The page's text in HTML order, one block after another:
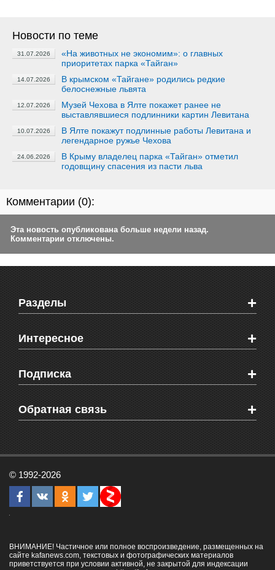
Новости по теме
31.07.2026
«На животных не экономим»: о главных
приоритетах парка «Тайган»
14.07.2026
В крымском «Тайгане» родились редкие
белоснежные львята
12.07.2026
Музей Чехова в Ялте покажет ранее не
выставлявшиеся подлинники картин Левитана
10.07.2026
В Ялте покажут подлинные работы Левитана и
легендарное ружье Чехова
24.06.2026
В Крыму владелец парка «Тайган» отметил
годовщину спасения из пасти льва
Комментарии (0):
Эта новость опубликована больше недели назад.
Комментарии отключены.
Разделы +
Новости Феодосии
Новости Крыма
Мировые новости
Объявления
Здоровье
СМС мнения читателей
Интересное +
Видео о Феодосии
Веб-камеры Феодосии
Блоги феодосийцев
Школы Феодосии
Подписка +
Печатная версия газеты "Кафа"
RSS
Обратная связь +
Рекламодателям
Контактная информация
© 1992-2026
ВНИМАНИЕ! Частичное или полное воспроизведение, размещенных на
сайте kafanews.com, текстовых и фотографических материалов
приветствуется при условии активной, не закрытой для индексации